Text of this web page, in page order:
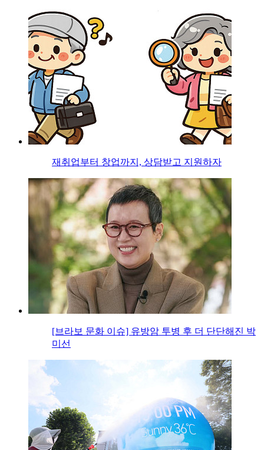
재취업부터 창업까지, 상담받고 지원하자
[브라보 문화 이슈] 유방암 투병 후 더 단단해진 박
미선